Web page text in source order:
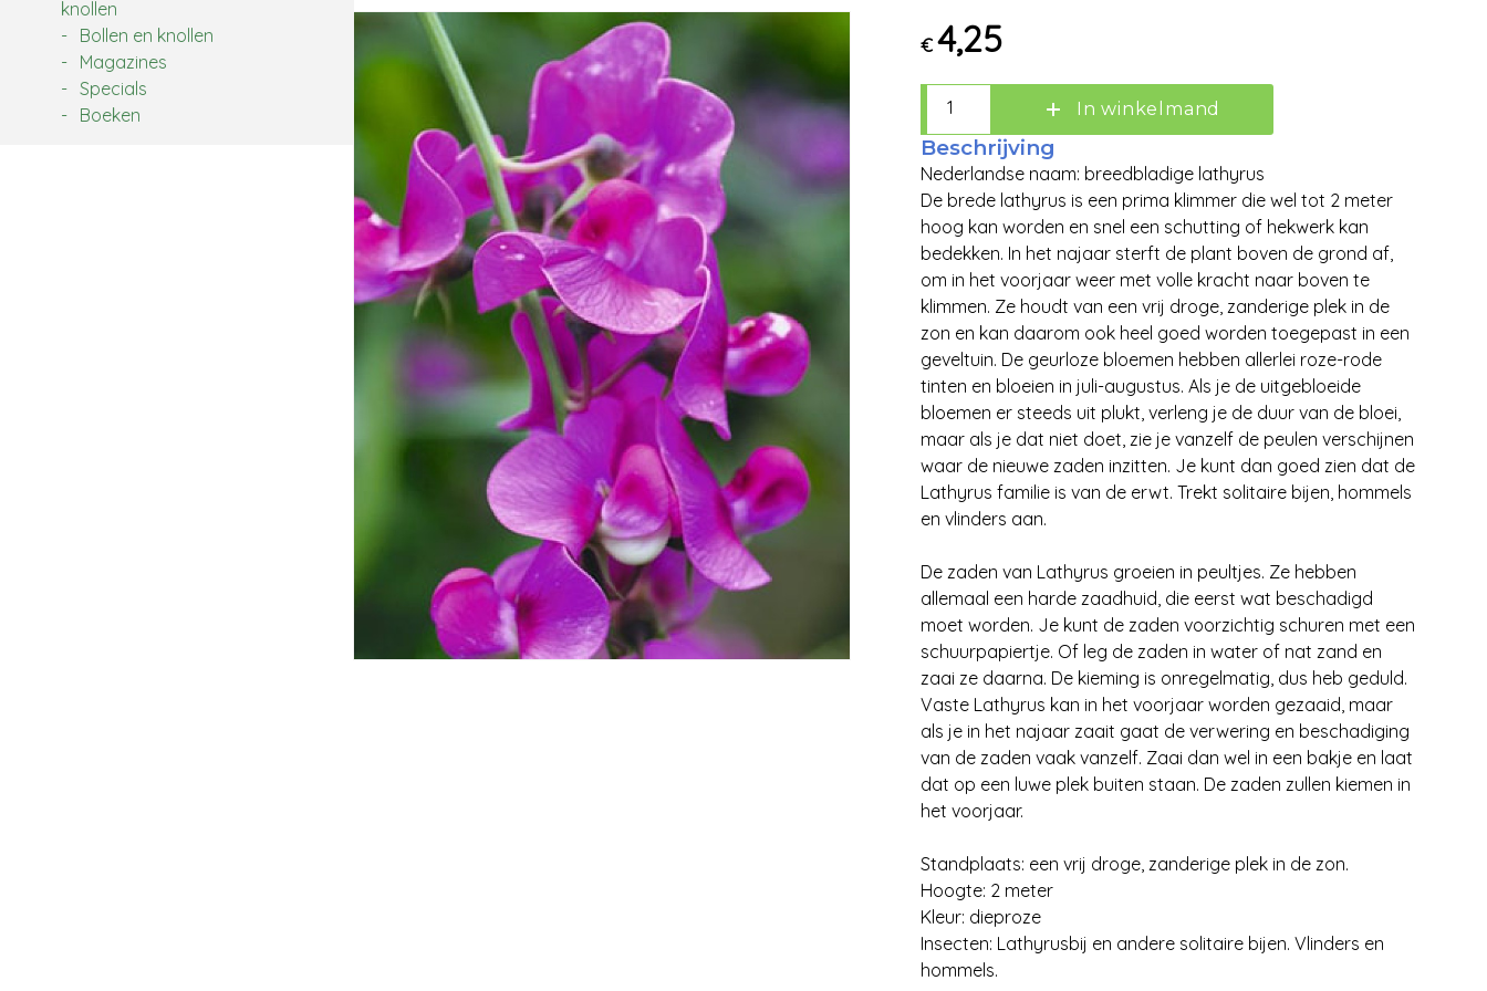
€ 4,25
In winkelmand
Beschrijving
Nederlandse naam: breedbladige lathyrus
De brede lathyrus is een prima klimmer die wel tot 2 meter
hoog kan worden en snel een schutting of hekwerk kan
bedekken. In het najaar sterft de plant boven de grond af,
om in het voorjaar weer met volle kracht naar boven te
klimmen. Ze houdt van een vrij droge, zanderige plek in de
zon en kan daarom ook heel goed worden toegepast in een
geveltuin. De geurloze bloemen hebben allerlei roze-rode
tinten en bloeien in juli-augustus. Als je de uitgebloeide
bloemen er steeds uit plukt, verleng je de duur van de bloei,
maar als je dat niet doet, zie je vanzelf de peulen verschijnen
waar de nieuwe zaden inzitten. Je kunt dan goed zien dat de
Lathyrus familie is van de erwt. Trekt solitaire bijen, hommels
en vlinders aan.
De zaden van Lathyrus groeien in peultjes. Ze hebben
allemaal een harde zaadhuid, die eerst wat beschadigd
moet worden. Je kunt de zaden voorzichtig schuren met een
schuurpapiertje. Of leg de zaden in water of nat zand en
zaai ze daarna. De kieming is onregelmatig, dus heb geduld.
Vaste Lathyrus kan in het voorjaar worden gezaaid, maar
als je in het najaar zaait gaat de verwering en beschadiging
van de zaden vaak vanzelf. Zaai dan wel in een bakje en laat
dat op een luwe plek buiten staan. De zaden zullen kiemen in
het voorjaar.
Standplaats: een vrij droge, zanderige plek in de zon.
Hoogte: 2 meter
Kleur: dieproze
Insecten: Lathyrusbij en andere solitaire bijen. Vlinders en
hommels.
knollen
Bollen en knollen
Magazines
Specials
Boeken
Zoek: Zoeken